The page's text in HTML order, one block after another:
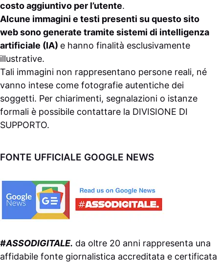
costo aggiuntivo per l’utente.
Alcune immagini e testi presenti su questo sito
web sono generate tramite sistemi di intelligenza
artificiale (IA) e hanno finalità esclusivamente
illustrative.
Tali immagini non rappresentano persone reali, né
vanno intese come fotografie autentiche dei
soggetti. Per chiarimenti, segnalazioni o istanze
formali è possibile contattare la DIVISIONE DI
SUPPORTO.
FONTE UFFICIALE GOOGLE NEWS
#ASSODIGITALE. da oltre 20 anni rappresenta una
affidabile fonte giornalistica accreditata e certificata